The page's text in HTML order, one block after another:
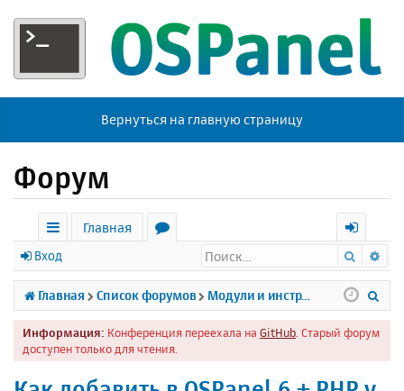
Вернуться на главную страницу
Форум
с
ы
л
к
Главная
р
у
м
х
о
д
Вход Поиск
Главная Список форумов Модули и инструменты
Информация: Конференция переехала на GitHub . Старый форум
доступен только для чтения.